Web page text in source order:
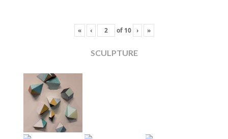
« ‹ of 10 › »
SCULPTURE